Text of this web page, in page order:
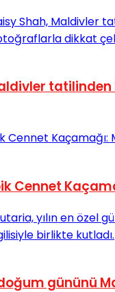
Cennet
gününü